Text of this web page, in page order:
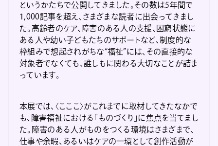
というかたちで公開してきました。その数は5年間で
1,000記事を超え、さまざまな読者に出会ってきまし
た。高齢者のケア、障害のある人の支援、困窮状態に
ある人や幼い子どもたちのサポートなど、制度的な
枠組みで想起されがちな“福祉”には、その直接的な
対象者でなくても、誰しもに関わる大切なことが詰ま
っています。
本展では、〈こここ〉がこれまでに取材してきたなかで
も、障害福祉における「ものづくり」に焦点を当てまし
た。障害のある人がものをつくる環境はさまざまで、
仕事や余暇、あるいはケアの一環として創作活動が